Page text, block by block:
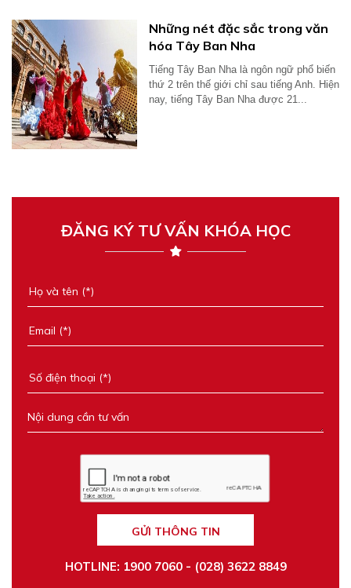
Những nét đặc sắc trong văn
hóa Tây Ban Nha
Tiếng Tây Ban Nha là ngôn ngữ phổ biến
thứ 2 trên thế giới chỉ sau tiếng Anh. Hiện
nay, tiếng Tây Ban Nha được 21...
ĐĂNG KÝ TƯ VẤN KHÓA HỌC
GỬI THÔNG TIN
HOTLINE: 1900 7060 - (028) 3622 8849